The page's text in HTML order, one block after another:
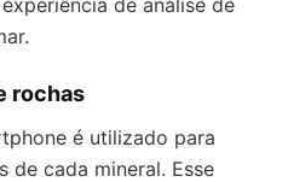
de análise de
rochas
é utilizado para
de cada mineral. Esse